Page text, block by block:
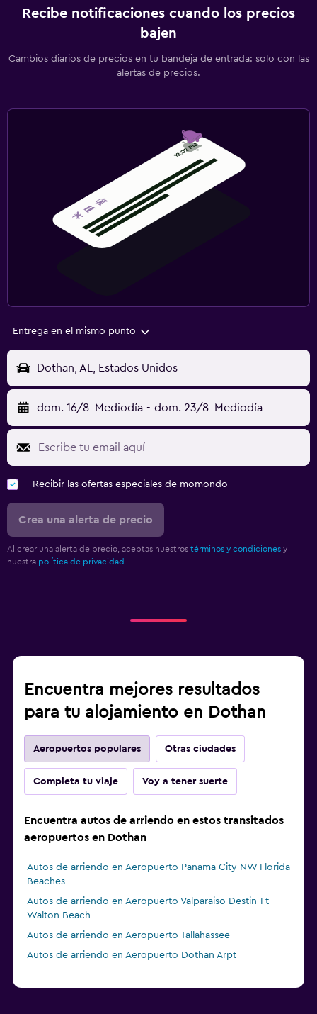
Recibe notificaciones cuando los precios
bajen
Cambios diarios de precios en tu bandeja de entrada: solo con las
alertas de precios.
Entrega en el mismo punto
Dothan, AL, Estados Unidos
dom. 16/8 Mediodía - dom. 23/8 Mediodía
Recibir las ofertas especiales de momondo
Crea una alerta de precio
Al crear una alerta de precio, aceptas nuestros términos y condiciones y
nuestra política de privacidad..
Encuentra mejores resultados
para tu alojamiento en Dothan
Aeropuertos populares Otras ciudades
Completa tu viaje Voy a tener suerte
Encuentra autos de arriendo en estos transitados
aeropuertos en Dothan
Autos de arriendo en Aeropuerto Panama City NW Florida
Beaches
Autos de arriendo en Aeropuerto Valparaiso Destin-Ft
Walton Beach
Autos de arriendo en Aeropuerto Tallahassee
Autos de arriendo en Aeropuerto Dothan Arpt